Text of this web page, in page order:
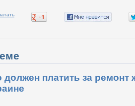
должен платить за